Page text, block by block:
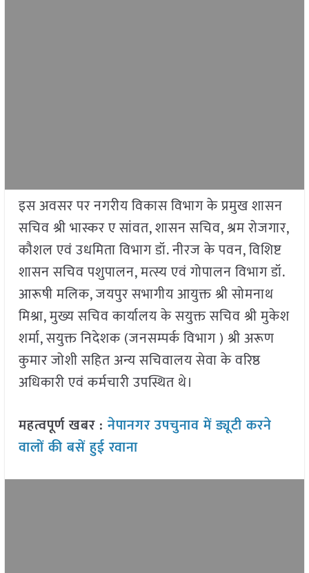
इस अवसर पर नगरीय विकास विभाग के प्रमुख शासन
सचिव श्री भास्कर ए सांवत, शासन सचिव, श्रम रोजगार,
कौशल एवं उधमिता विभाग डॉ. नीरज के पवन, विशिष्ट
शासन सचिव पशुपालन, मत्स्य एवं गोपालन विभाग डॉ.
आरूषी मलिक, जयपुर सभागीय आयुक्त श्री सोमनाथ
मिश्रा, मुख्य सचिव कार्यालय के सयुक्त सचिव श्री मुकेश
शर्मा, सयुक्त निदेशक (जनसम्पर्क विभाग ) श्री अरूण
कुमार जोशी सहित अन्य सचिवालय सेवा के वरिष्ठ
अधिकारी एवं कर्मचारी उपस्थित थे।
महत्वपूर्ण खबर :नेपानगर उपचुनाव में ड्यूटी करने
वालों की बसें हुई रवाना